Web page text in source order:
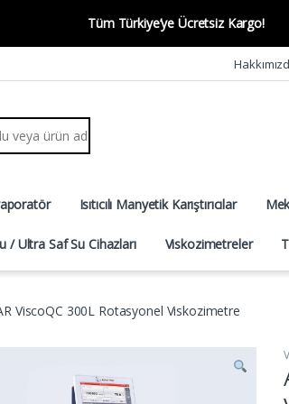
Tüm Türkiye’ye Ücretsiz Kargo!
Isıtıcılı Manyetik Karıştırıcılar
/ Ultra Saf Su Cihazları Viskozimetreler
ViscoQC 300L Rotasyonel Viskozimetre